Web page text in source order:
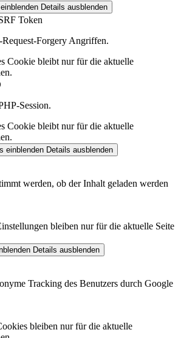
Details ausblenden
Token
Forgery Angriffen.
Cookie bleibt nur für die aktuelle
Session.
Cookie bleibt nur für die aktuelle
einblenden Details ausblenden
werden, ob der Inhalt geladen werden
bleiben nur für die aktuelle Seite
Details ausblenden
Tracking des Benutzers durch Google
bleiben nur für die aktuelle